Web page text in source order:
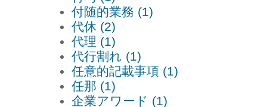
付随的業務 (1)
代休 (2)
代理 (1)
代行割れ (1)
任意的記載事項 (1)
任那 (1)
企業アワード (1)